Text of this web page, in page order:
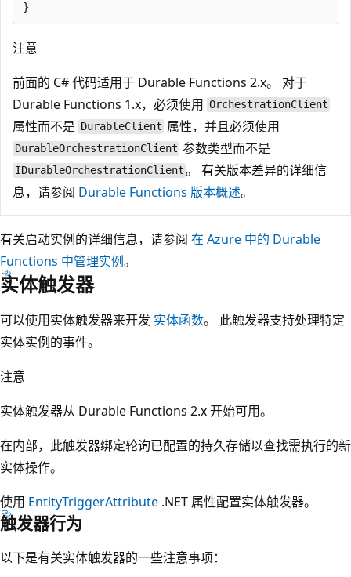
注意
前面的 C# 代码适用于 Durable Functions 2.x。 对于
Durable Functions 1.x，必须使用 OrchestrationClient
属性而不是 DurableClient 属性，并且必须使用
DurableOrchestrationClient 参数类型而不是
IDurableOrchestrationClient 。 有关版本差异的详细信
息，请参阅 Durable Functions 版本概述。
有关启动实例的详细信息，请参阅 在 Azure 中的 Durable
Functions 中管理实例。
实体触发器
可以使用实体触发器来开发 实体函数。 此触发器支持处理特定
实体实例的事件。
注意
实体触发器从 Durable Functions 2.x 开始可用。
在内部，此触发器绑定轮询已配置的持久存储以查找需执行的新
实体操作。
使用 EntityTriggerAttribute .NET 属性配置实体触发器。
触发器行为
以下是有关实体触发器的一些注意事项：